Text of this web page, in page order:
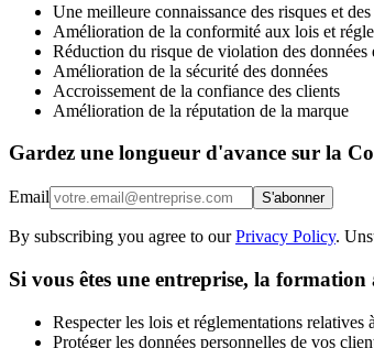
Une meilleure connaissance des risques et
Amélioration de la conformité aux lois et
Réduction du risque de violation des données
Amélioration de la sécurité des données
Accroissement de la confiance des clients
Amélioration de la réputation de la marque
Gardez une longueur d'avance sur la
Email S'abonner
By subscribing you agree to our Privacy Policy.
Si vous êtes une entreprise, la
Respecter les lois et réglementations
Protéger les données personnelles de vos